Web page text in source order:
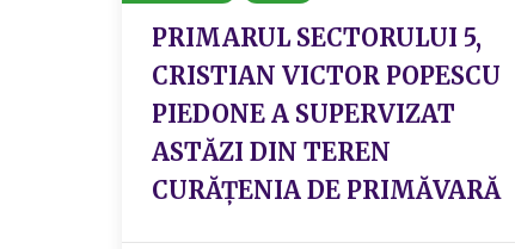
PRIMARUL SECTORULUI 5,
CRISTIAN VICTOR POPESCU
PIEDONE A SUPERVIZAT
ASTĂZI DIN TEREN
CURĂȚENIA DE PRIMĂVARĂ